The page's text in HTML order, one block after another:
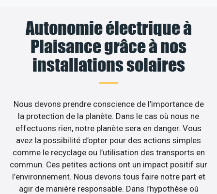
Autonomie électrique à
Plaisance grâce à nos
installations solaires
Nous devons prendre conscience de l’importance de
la protection de la planète. Dans le cas où nous ne
effectuons rien, notre planète sera en danger. Vous
avez la possibilité d’opter pour des actions simples
comme le recyclage ou l’utilisation des transports en
commun. Ces petites actions ont un impact positif sur
l’environnement. Nous devons tous faire notre part et
agir de manière responsable. Dans l’hypothèse où